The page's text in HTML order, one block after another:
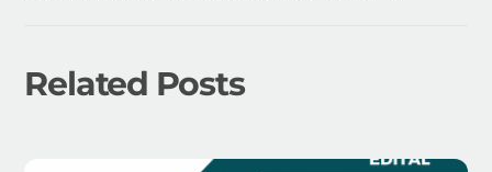
Related Posts